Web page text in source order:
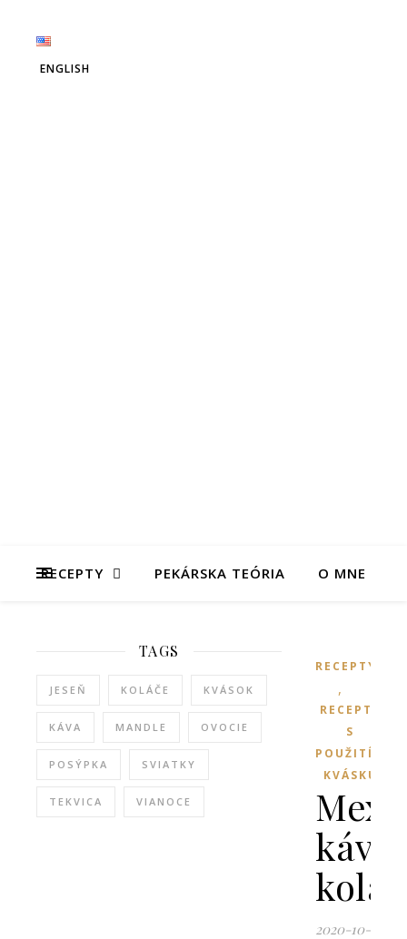
ENGLISH
RECEPTY PEKÁRSKA TEÓRIA O MNE
TAGS
JESEŇ KOLÁČE KVÁSOK
KÁVA MANDLE OVOCIE
POSÝPKA SVIATKY
TEKVICA VIANOCE
RECEPTY
,
RECEPTY
S
POUŽITÍM
KVÁSKU
2020-10-